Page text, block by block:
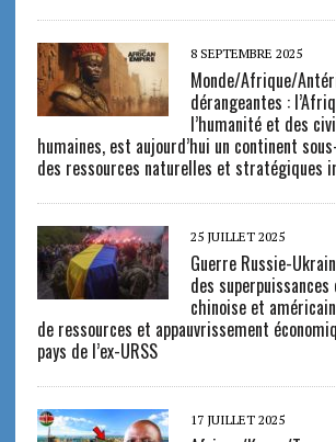
8 SEPTEMBRE 2025
Monde/Afrique/
dérangeantes :
l’humanité et des
humaines, est aujourd’hui un continent
des ressources naturelles et stratégiques
25 JUILLET 2025
Guerre Russie-
des superpuissances
chinoise et
de ressources et appauvrissement
pays de l’ex-URSS
17 JUILLET 2025